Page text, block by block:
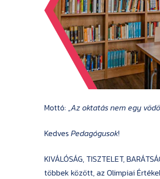
Mottó: „Az oktatás nem egy
KedvesPedagógusok!
KIVÁLÓSÁG, TISZTELET,
többek között, az Olimpiai